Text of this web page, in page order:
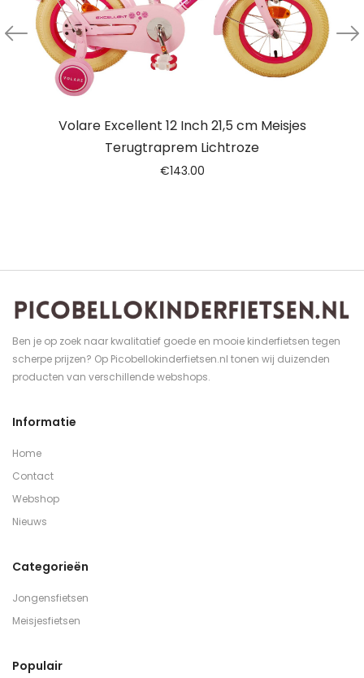
Volare Excellent 12 Inch 21,5 cm Meisjes
Terugtraprem Lichtroze
€143.00
Ben je op zoek naar kwalitatief goede en mooie kinderfietsen tegen
scherpe prijzen? Op Picobellokinderfietsen.nl tonen wij duizenden
producten van verschillende webshops.
Informatie
Home
Contact
Webshop
Nieuws
Categorieën
Jongensfietsen
Meisjesfietsen
Populair